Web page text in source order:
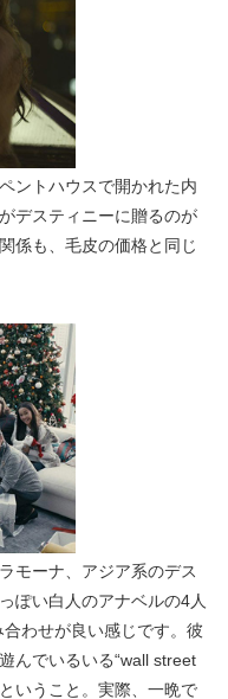
ントハウスで開かれた内
デスティニーに贈るのが
係も、毛皮の価格と同じ
モーナ、アジア系のデス
ぽい白人のアナベルの4人
わせが良い感じです。彼
んでいるいる“wall street
いうこと。実際、一晩で